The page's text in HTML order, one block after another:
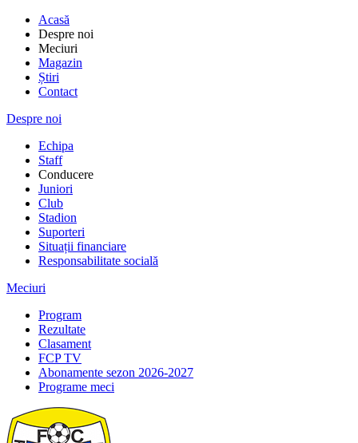
Acasă
Despre noi
Meciuri
Magazin
Știri
Contact
Despre noi
Echipa
Staff
Conducere
Juniori
Club
Stadion
Suporteri
Situații financiare
Responsabilitate socială
Meciuri
Program
Rezultate
Clasament
FCP TV
Abonamente sezon 2026-2027
Programe meci